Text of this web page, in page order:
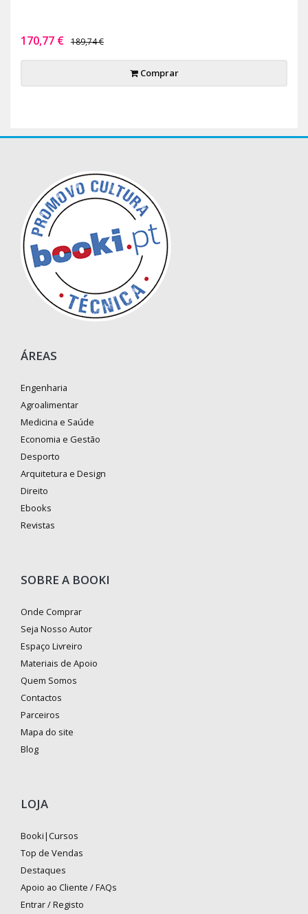
170,77 € 189,74 €
Comprar
ÁREAS
Engenharia
Agroalimentar
Medicina e Saúde
Economia e Gestão
Desporto
Arquitetura e Design
Direito
Ebooks
Revistas
SOBRE A BOOKI
Onde Comprar
Seja Nosso Autor
Espaço Livreiro
Materiais de Apoio
Quem Somos
Contactos
Parceiros
Mapa do site
Blog
LOJA
Booki|Cursos
Top de Vendas
Destaques
Apoio ao Cliente / FAQs
Entrar / Registo